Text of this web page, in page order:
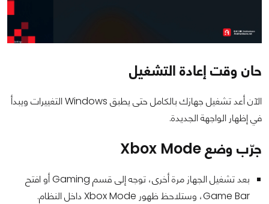
حان وقت إعادة التشغيل
الآن أعد تشغيل جهازك بالكامل حتى يطبق Windows التغييرات ويبدأ
في إظهار الواجهة الجديدة.
جرّب وضع Xbox Mode
بعد تشغيل الجهاز مرة أخرى، توجه إلى قسم Gaming أو افتح
Game Bar، وستلاحظ ظهور Xbox Mode داخل النظام.